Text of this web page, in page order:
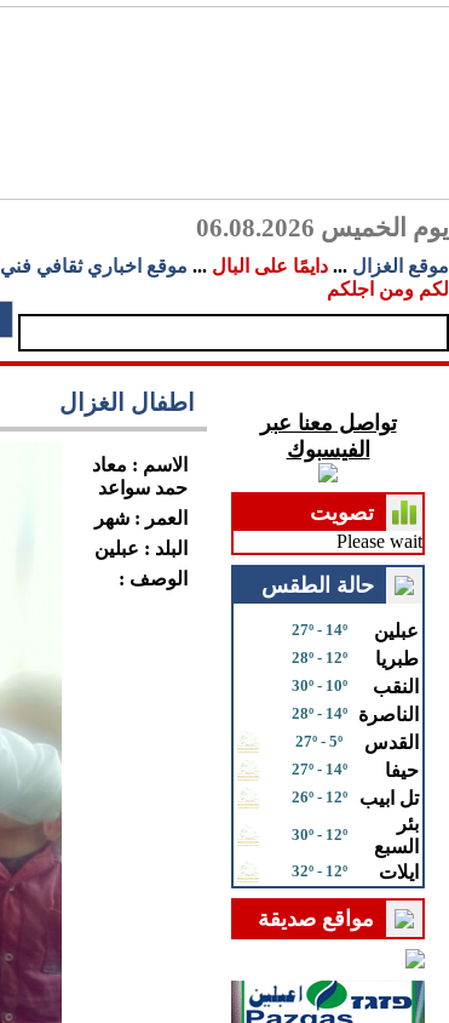
يوم الخميس 06.08.2026
موقع الغزال ... دايمًا على البال ... موقع اخباري ثقافي فني
لكم ومن اجلكم
تواصل معنا عبر
الفيسبوك
تصويت
Please wait
حالة الطقس
عبلين 27º - 14º
طبريا 28º - 12º
النقب 30º - 10º
الناصرة 28º - 14º
القدس 27º - 5º
حيفا 27º - 14º
تل ابيب 26º - 12º
بئر
السبع
30º - 12º
ايلات 32º - 12º
مواقع صديقة
اطفال الغزال
الاسم : معاد
حمد سواعد
العمر : شهر
البلد : عبلين
الوصف :